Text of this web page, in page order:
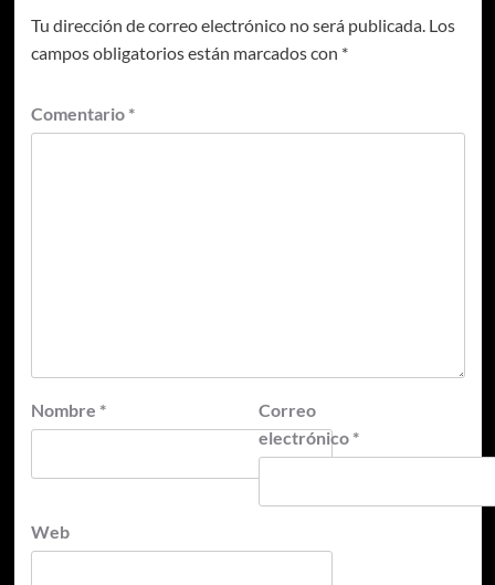
Tu dirección de correo electrónico no será publicada. Los
campos obligatorios están marcados con *
Comentario *
Nombre *
Correo
electrónico *
Web